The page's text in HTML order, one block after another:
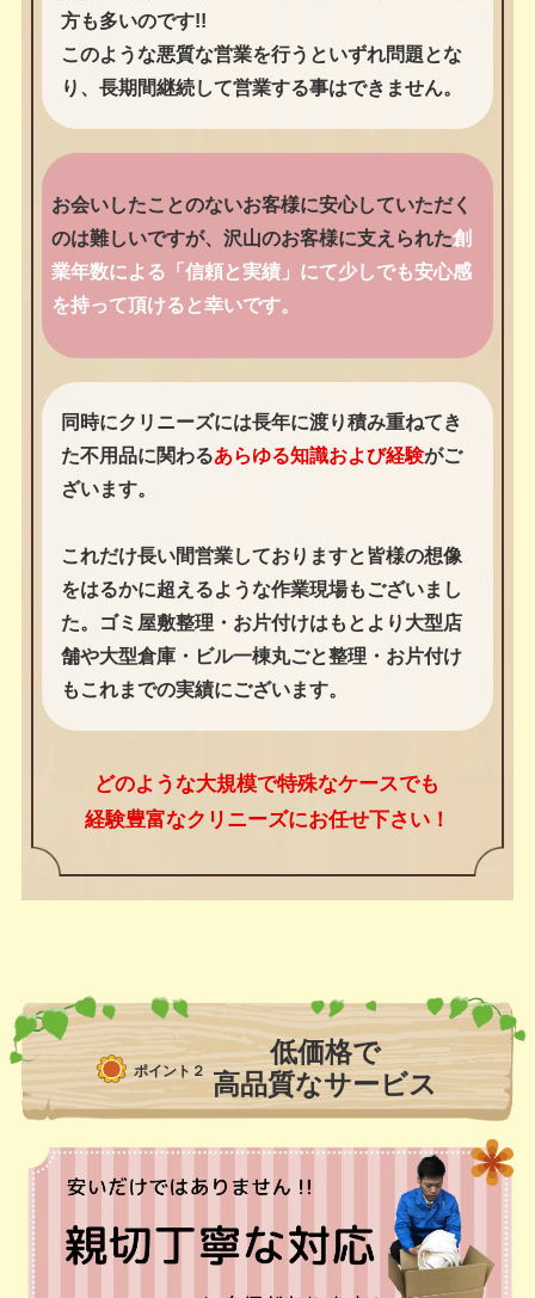
方も多いのです!!
このような悪質な営業を行うといずれ問題とな
り、長期間継続して営業する事はできません。
お会いしたことのないお客様に安心していただく
のは難しいですが、沢山のお客様に支えられた創
業年数による「信頼と実績」にて少しでも安心感
を持って頂けると幸いです。
同時にクリニーズには長年に渡り積み重ねてき
た不用品に関わるあらゆる知識および経験がご
ざいます。
これだけ長い間営業しておりますと皆様の想像
をはるかに超えるような作業現場もございまし
た。ゴミ屋敷整理・お片付けはもとより大型店
舗や大型倉庫・ビル一棟丸ごと整理・お片付け
もこれまでの実績にございます。
どのような大規模で特殊なケースでも
経験豊富なクリニーズにお任せ下さい！
ポイント２
低価格で
高品質なサービス